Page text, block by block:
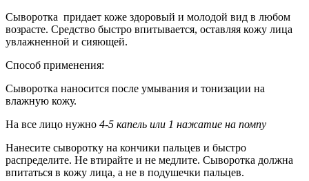
Сыворотка придает коже здоровый и молодой вид в любом
возрасте. Средство быстро впитывается, оставляя кожу лица
увлажненной и сияющей.
Способ применения:
Cыворотка наносится после умывания и тонизации на
влажную кожу.
На все лицо нужно 4-5 капель или 1 нажатие на помпу
Нанесите сыворотку на кончики пальцев и быстро
распределите. Не втирайте и не медлите. Сыворотка должна
впитаться в кожу лица, а не в подушечки пальцев.